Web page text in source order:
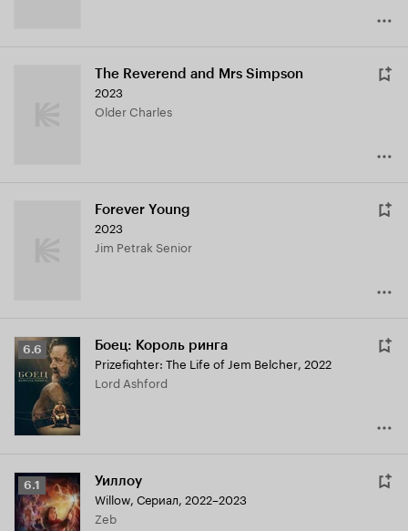
The Reverend and Mrs Simpson
2023
Older Charles
Forever Young
2023
Jim Petrak Senior
Рейтинг
Кинопоиска
6.6
6.6 Боец: Король ринга
Prizefighter: The Life of Jem Belcher, 2022
Lord Ashford
Рейтинг
Кинопоиска
6.1
6.1 Уиллоу
Willow, Сериал, 2022–2023
Zeb